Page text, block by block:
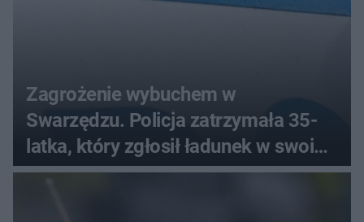
Zagrożenie wybuchem w
Swarzędzu. Policja zatrzymała 35-
latka, który zgłosił ładunek w swoim
aucie